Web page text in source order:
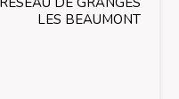
LES BEAUMONT